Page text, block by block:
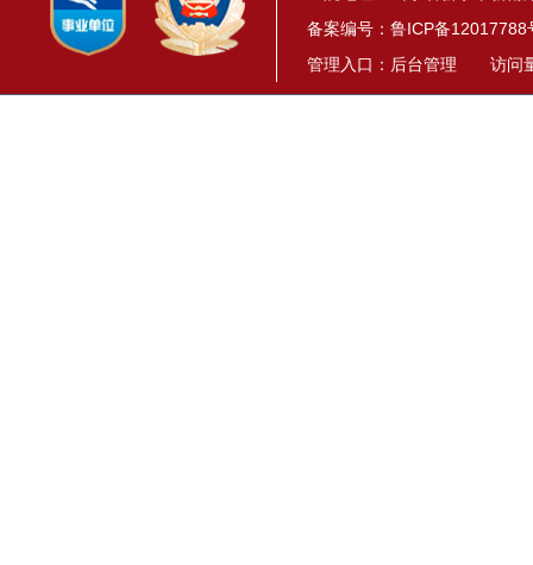
备案编号： 鲁ICP备12017788
管理入口： 后台管理 访问量